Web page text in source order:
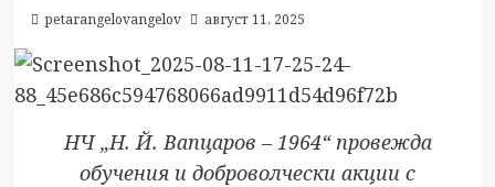
petarangelovangelov август 11, 2025
НЧ „Н. Й. Вапцаров – 1964“ провежда
обучения и доброволчески акции с